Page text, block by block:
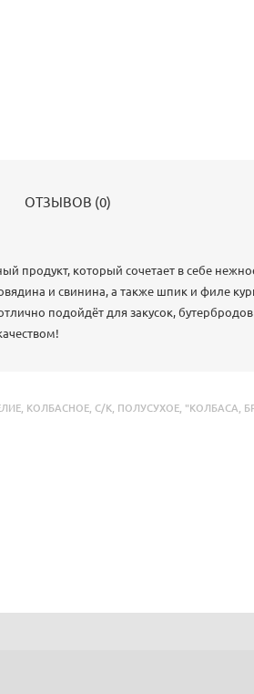
ОТЗЫВОВ (0)
продукт, который сочетает в себе
и свинина, а также шпик и филе
подойдёт для закусок, бутербродов
КОЛБАСНОЕ С/К ПОЛУСУХОЕ "КОЛБАСА